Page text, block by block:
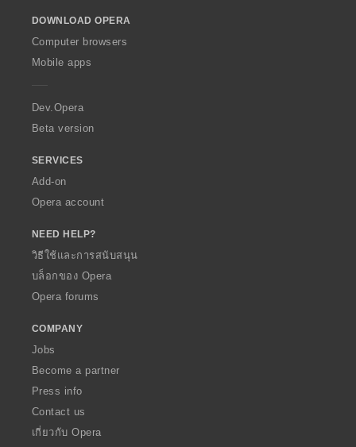
w
O
p
a
DOWNLOAD OPERA
Computer browsers
Mobile apps
Dev.Opera
Beta version
SERVICES
Add-on
Opera account
NEED HELP?
วิธีใช้และการสนับสนุน
บล็อกของ Opera
Opera forums
COMPANY
Jobs
Become a partner
Press info
Contact us
เกี่ยวกับ Opera